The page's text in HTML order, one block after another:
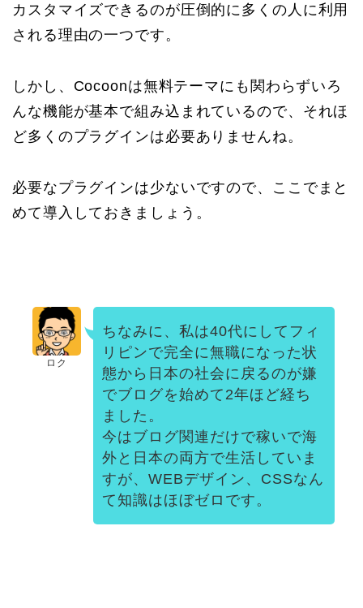
カスタマイズできるのが圧倒的に多くの人に利用
される理由の一つです。
しかし、Cocoonは無料テーマにも関わらずいろ
んな機能が基本で組み込まれているので、それほ
ど多くのプラグインは必要ありませんね。
必要なプラグインは少ないですので、ここでまと
めて導入しておきましょう。
ロク
ちなみに、私は40代にしてフィ
リピンで完全に無職になった状
態から日本の社会に戻るのが嫌
でブログを始めて2年ほど経ち
ました。
今はブログ関連だけで稼いで海
外と日本の両方で生活していま
すが、WEBデザイン、CSSなん
て知識はほぼゼロです。